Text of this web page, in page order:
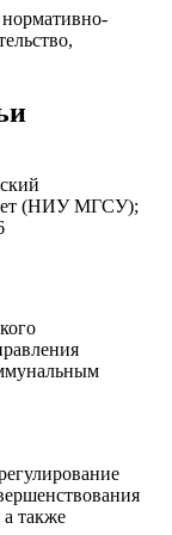
нормативно-
(НИУ МГСУ);
а также